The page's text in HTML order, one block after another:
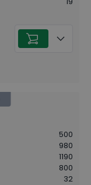
500
980
1190
800
32